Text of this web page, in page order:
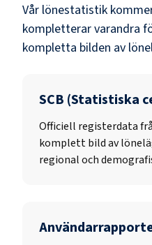
Vår lönestatistik
kompletterar varandra
kompletta bilden av
SCB (Statistiska
Officiell registerdata
komplett bild av
regional och